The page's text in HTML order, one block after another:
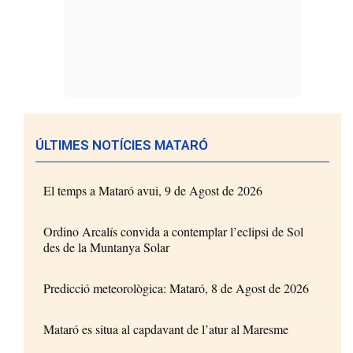
ÚLTIMES NOTÍCIES MATARÓ
El temps a Mataró avui, 9 de Agost de 2026
Ordino Arcalís convida a contemplar l’eclipsi de Sol
des de la Muntanya Solar
Predicció meteorològica: Mataró, 8 de Agost de 2026
Mataró es situa al capdavant de l’atur al Maresme